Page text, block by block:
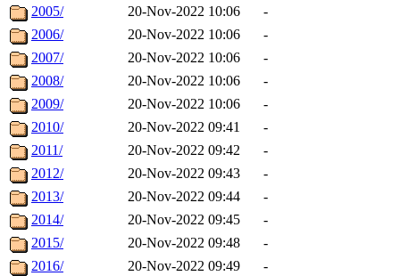
2005/
20-Nov-2022 10:06
-
2006/
20-Nov-2022 10:06
-
2007/
20-Nov-2022 10:06
-
2008/
20-Nov-2022 10:06
-
2009/
20-Nov-2022 10:06
-
2010/
20-Nov-2022 09:41
-
2011/
20-Nov-2022 09:42
-
2012/
20-Nov-2022 09:43
-
2013/
20-Nov-2022 09:44
-
2014/
20-Nov-2022 09:45
-
2015/
20-Nov-2022 09:48
-
2016/
20-Nov-2022 09:49
-